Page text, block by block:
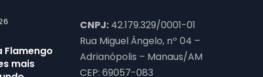
Flamengo
mais
CNPJ:42.179.329/0001-01
Rua Miguel Ângelo, nº 04 –
Adrianópolis – Manaus/AM
CEP: 69057-083